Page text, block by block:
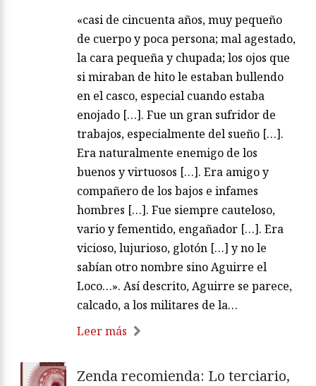
«casi de cincuenta años, muy pequeño
de cuerpo y poca persona; mal agestado,
la cara pequeña y chupada; los ojos que
si miraban de hito le estaban bullendo
en el casco, especial cuando estaba
enojado […]. Fue un gran sufridor de
trabajos, especialmente del sueño […].
Era naturalmente enemigo de los
buenos y virtuosos […]. Era amigo y
compañero de los bajos e infames
hombres […]. Fue siempre cauteloso,
vario y fementido, engañador […]. Era
vicioso, lujurioso, glotón […] y no le
sabían otro nombre sino Aguirre el
Loco…». Así descrito, Aguirre se parece,
calcado, a los militares de la…
Leer más
Zenda recomienda: Lo terciario,